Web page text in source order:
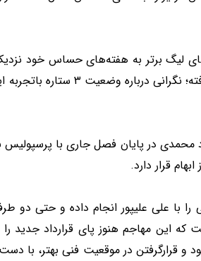
لیگ برتر به هفته‌های حساس خود
پرسپولیس شکل گرفته؛
محمدی در پایان فصل جاری با
را با علی علیپور انجام داده و حتی دو
که این مهاجم هنوز پای قرارداد جدید
قرارگرفتن در موقعیت فنی بهتر، با دست